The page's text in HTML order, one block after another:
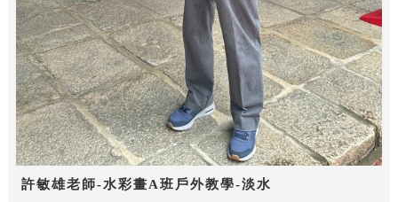
許敏雄老師-水彩畫A班戶外教學-淡水